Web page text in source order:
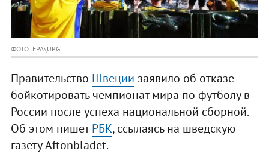
ФОТО: EPA\UPG
Правительство Швеции заявило об отказе
бойкотировать чемпионат мира по футболу в
России после успеха национальной сборной.
Об этом пишетРБК, ссылаясь на шведскую
газету Aftonbladet.